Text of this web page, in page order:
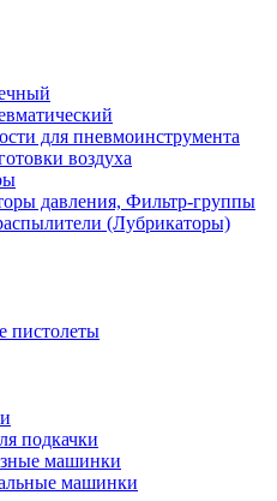
для пневмоинструмента
воздуха
давления, Фильтр-группы
(Лубрикаторы)
пистолеты
подкачки
машинки
машинки